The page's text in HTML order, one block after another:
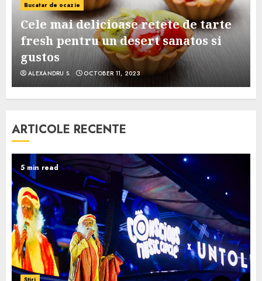
Bucatar de ocazie
Cele mai delicioase retete de tarte
fresh pentru un desert sanatos si
gustos
ALEXANDRU S. OCTOBER 11, 2023
ARTICOLE RECENTE
5 min read